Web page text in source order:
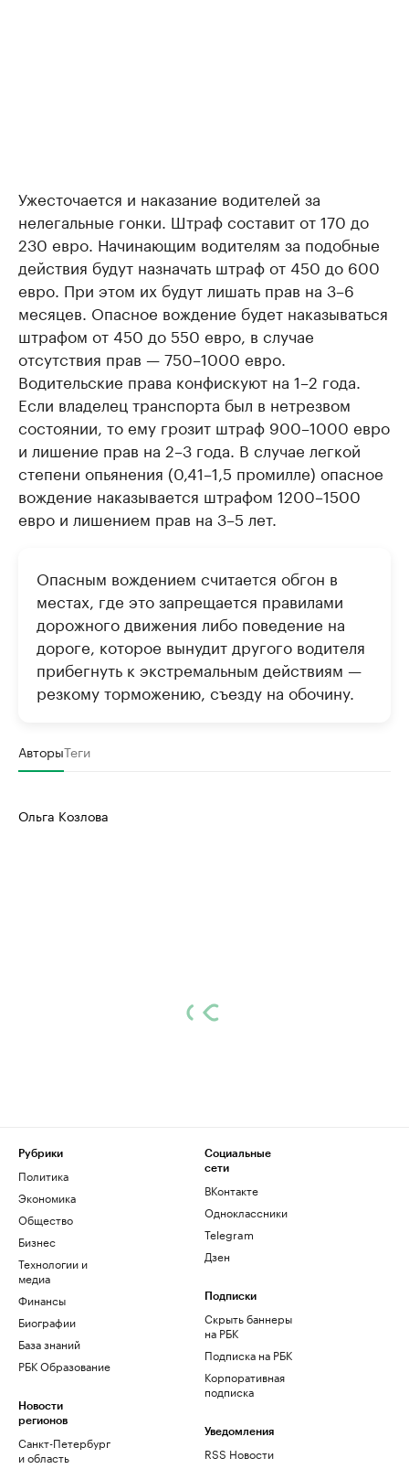
Ужесточается и наказание водителей за
нелегальные гонки. Штраф составит от 170 до
230 евро. Начинающим водителям за подобные
действия будут назначать штраф от 450 до 600
евро. При этом их будут лишать прав на 3–6
месяцев. Опасное вождение будет наказываться
штрафом от 450 до 550 евро, в случае
отсутствия прав — 750–1000 евро.
Водительские права конфискуют на 1–2 года.
Если владелец транспорта был в нетрезвом
состоянии, то ему грозит штраф 900–1000 евро
и лишение прав на 2–3 года. В случае легкой
степени опьянения (0,41–1,5 промилле) опасное
вождение наказывается штрафом 1200–1500
евро и лишением прав на 3–5 лет.
Опасным вождением считается обгон в
местах, где это запрещается правилами
дорожного движения либо поведение на
дороге, которое вынудит другого водителя
прибегнуть к экстремальным действиям —
резкому торможению, съезду на обочину.
АвторыТеги
Ольга Козлова
Рубрики
Политика
Экономика
Общество
Бизнес
Технологии и
медиа
Финансы
Биографии
База знаний
РБК Образование
Новости
регионов
Санкт-Петербург
и область
Социальные
сети
ВКонтакте
Одноклассники
Telegram
Дзен
Подписки
Скрыть баннеры
на РБК
Подписка на РБК
Корпоративная
подписка
Уведомления
RSS Новости